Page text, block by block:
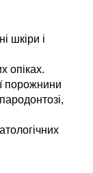
шкіри і
опіках.
порожнини